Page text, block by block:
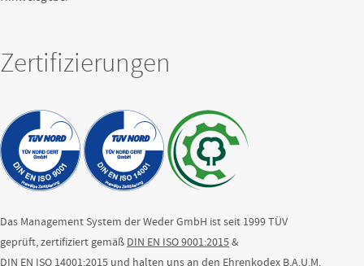
Zertifizierungen
Das Management System der Weder GmbH ist seit 1999 TÜV
geprüft, zertifiziert gemäß DIN EN ISO 9001:2015&
DIN EN ISO 14001:2015 und halten uns an den Ehrenkodex B.A.U.M.